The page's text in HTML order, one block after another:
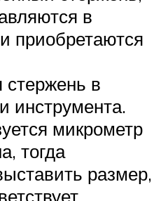
в
приобретаются
стержень в
инструмента.
микрометр
тогда
размер,